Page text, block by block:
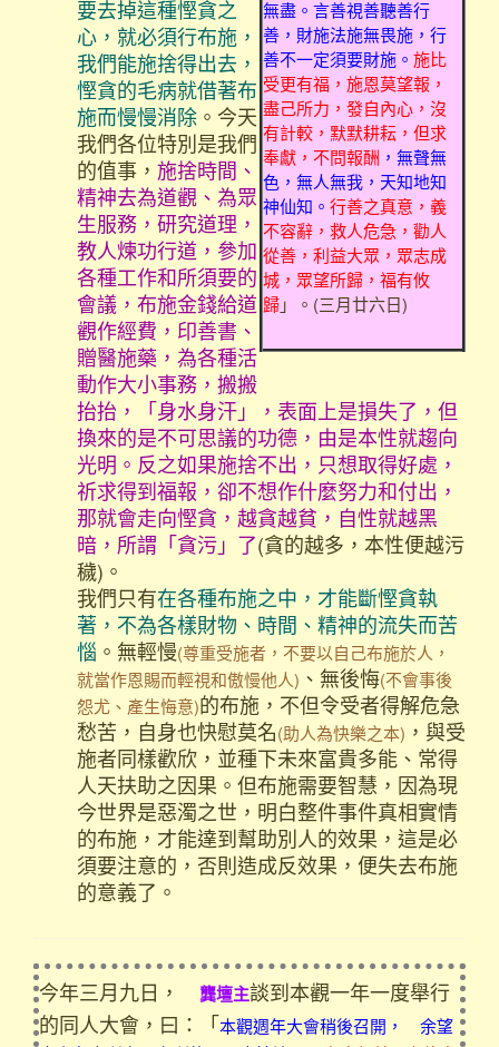
無盡。言善視善聽善行
善，財施法施無畏施，行
善不一定須要財施。 施比
受更有福，施恩莫望報，
盡己所力，發自內心，沒
有計較，默默耕耘，但求
奉獻，不問報酬 ，無聲無
色，無人無我，天知地知
神仙知。 行善之真意，義
不容辭，救人危急，勸人
從善，利益大眾，眾志成
城，眾望所歸，福有攸
歸」。(三月廿六日)
要去掉這種慳貪之
心，就必須行布施，
我們能施捨得出去，
慳貪的毛病就借著布
施而慢慢消除 。今天
我們各位特別是我們
的值事， 施捨時間、
精神去為道觀、為眾
生服務，研究道理，
教人煉功行道，參加
各種工作和所須要的
會議，布施金錢給道
觀作經費，印善書、
贈醫施藥，為各種活
動作大小事務，搬搬
抬抬，「身水身汗」，表面上是損失了，但
換來的是不可思議的功德，由是本性就趨向
光明。反之如果施捨不出，只想取得好處，
祈求得到福報，卻不想作什麼努力和付出，
那就會走向慳貪，越貪越貧，自性就越黑
暗，所謂「貪污」了(貪的越多，本性便越污
穢)。
我們只有在各種布施之中，才能斷慳貪執
著，不為各樣財物、時間、精神的流失而苦
惱 。無輕慢(尊重受施者，不要以自己布施於人，
就當作恩賜而輕視和傲慢他人) 、無後悔(不會事後
怨尤、產生悔意)的布施，不但令受者得解危急
愁苦，自身也快慰莫名(助人為快樂之本) ，與受
施者同樣歡欣，並種下未來富貴多能、常得
人天扶助之因果。但布施需要智慧，因為現
今世界是惡濁之世，明白整件事件真相實情
的布施，才能達到幫助別人的效果，這是必
須要注意的，否則造成反效果，便失去布施
的意義了。
今年三月九日， 龔壇主談到本觀一年一度舉行
的同人大會，曰：「本觀週年大會稍後召開， 余望